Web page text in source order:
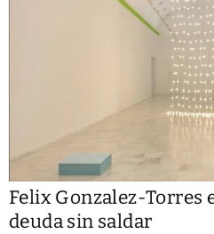
Felix Gonzalez-Torres
deuda sin saldar